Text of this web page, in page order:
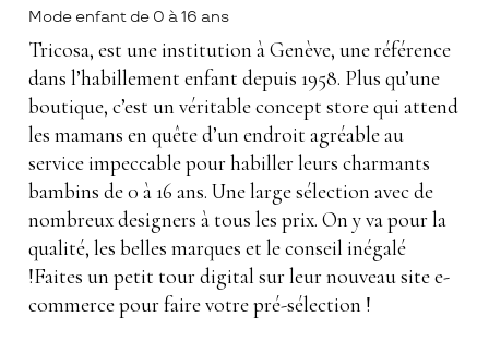
Mode enfant de 0 à 16 ans
Tricosa, est une institution à Genève, une référence
dans l’habillement enfant depuis 1958. Plus qu’une
boutique, c’est un véritable concept store qui attend
les mamans en quête d’un endroit agréable au
service impeccable pour habiller leurs charmants
bambins de 0 à 16 ans. Une large sélection avec de
nombreux designers à tous les prix. On y va pour la
qualité, les belles marques et le conseil inégalé
!Faites un petit tour digital sur leur nouveau site e-
commerce pour faire votre pré-sélection !